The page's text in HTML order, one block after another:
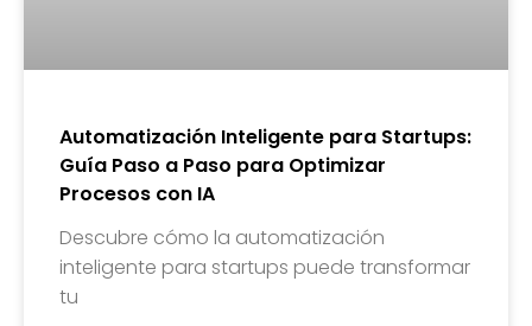
Automatización Inteligente para Startups:
Guía Paso a Paso para Optimizar
Procesos con IA
Descubre cómo la automatización
inteligente para startups puede transformar
tu